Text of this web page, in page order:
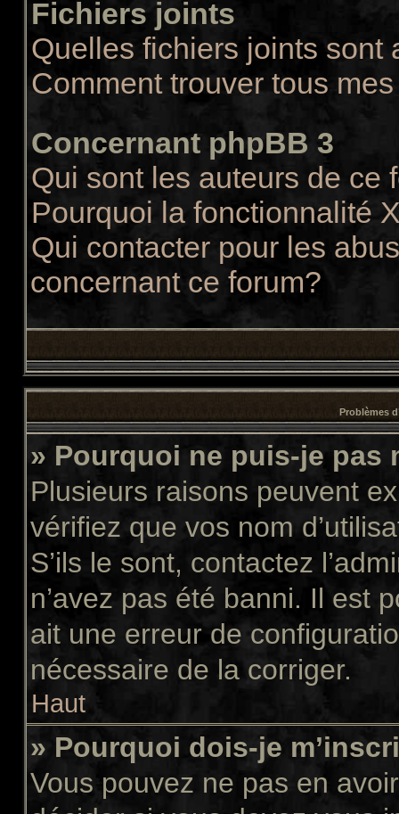
Fichiers joints
Quelles fichiers joints sont
Comment trouver tous
Concernant phpBB 3
Qui sont les auteurs de ce
Pourquoi la fonctionnalité
Qui contacter pour les
concernant ce forum?
Problèmes
» Pourquoi ne puis-je pas
Plusieurs raisons peuvent
vérifiez que vos nom
S’ils le sont, contactez
n’avez pas été banni. Il est
ait une erreur de
nécessaire de la corriger.
Haut
» Pourquoi dois-je
Vous pouvez ne pas en